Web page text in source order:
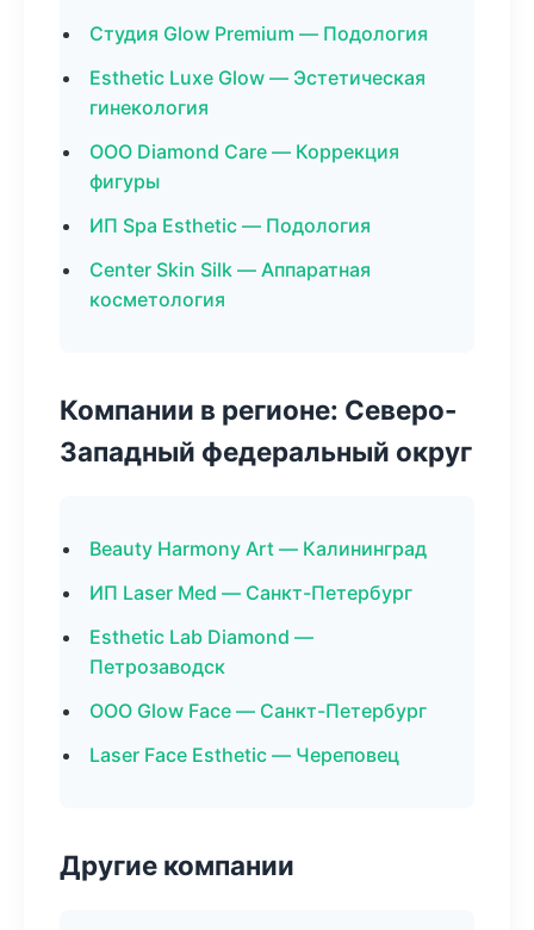
Студия Glow Premium — Подология
Esthetic Luxe Glow — Эстетическая
гинекология
ООО Diamond Care — Коррекция
фигуры
ИП Spa Esthetic — Подология
Center Skin Silk — Аппаратная
косметология
Компании в регионе: Северо-
Западный федеральный округ
Beauty Harmony Art — Калининград
ИП Laser Med — Санкт-Петербург
Esthetic Lab Diamond —
Петрозаводск
ООО Glow Face — Санкт-Петербург
Laser Face Esthetic — Череповец
Другие компании